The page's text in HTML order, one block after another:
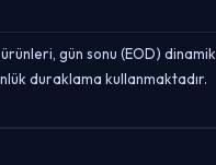
ürünleri, gün sonu (EOD) dinamik
duraklama kullanmaktadır.